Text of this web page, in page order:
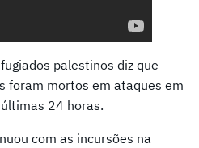
palestinos diz que
foram mortos em ataques em
24 horas.
com as incursões na